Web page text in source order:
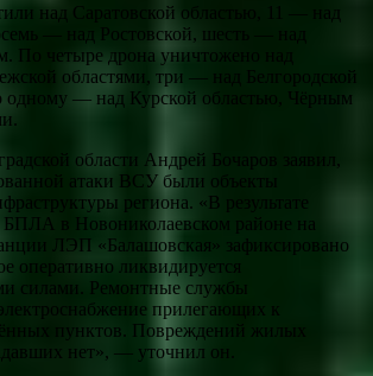
над Саратовской областью, 11 — над
— над Ростовской, шесть — над
По четыре дрона уничтожено над
областями, три — над Белгородской
одному — над Курской областью, Чёрным
области Андрей Бочаров заявил,
атаки ВСУ были объекты
региона. «В результате
БПЛА в Новониколаевском районе на
ЛЭП «Балашовская» зафиксировано
оперативно ликвидируется
силами. Ремонтные службы
прилегающих к
пунктов. Повреждений жилых
нет», — уточнил он.